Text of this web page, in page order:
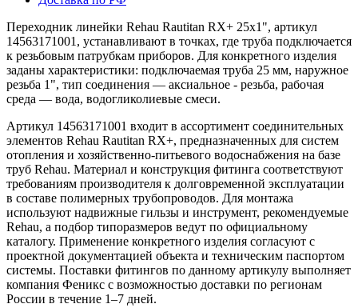
Переходник линейки Rehau Rautitan RX+ 25x1", артикул
14563171001, устанавливают в точках, где труба подключается
к резьбовым патрубкам приборов. Для конкретного изделия
заданы характеристики: подключаемая труба 25 мм, наружное
резьба 1", тип соединения — аксиальное - резьба, рабочая
среда — вода, водогликолиевые смеси.
Артикул 14563171001 входит в ассортимент соединительных
элементов Rehau Rautitan RX+, предназначенных для систем
отопления и хозяйственно-питьевого водоснабжения на базе
труб Rehau. Материал и конструкция фитинга соответствуют
требованиям производителя к долговременной эксплуатации
в составе полимерных трубопроводов. Для монтажа
используют надвижные гильзы и инструмент, рекомендуемые
Rehau, а подбор типоразмеров ведут по официальному
каталогу. Применение конкретного изделия согласуют с
проектной документацией объекта и техническим паспортом
системы. Поставки фитингов по данному артикулу выполняет
компания Феникс с возможностью доставки по регионам
России в течение 1–7 дней.